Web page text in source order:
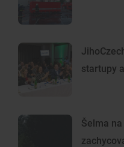
startupy
Šelma